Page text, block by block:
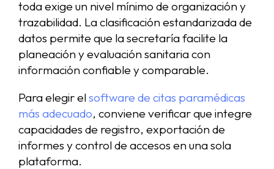
toda exige un nivel mínimo de organización y
trazabilidad. La clasificación estandarizada de
datos permite que la secretaría facilite la
planeación y evaluación sanitaria con
información confiable y comparable.
Para elegir elsoftware de citas paramédicas
más adecuado, conviene verificar que integre
capacidades de registro, exportación de
informes y control de accesos en una sola
plataforma.